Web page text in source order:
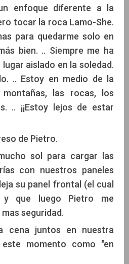
enfoque diferente a la
tocar la roca Lamo-She.
para quedarme solo en
bien. .. Siempre me ha
aislado en la soledad.
.. Estoy en medio de la
las rocas, los
.. ¡¡Estoy lejos de estar
de Pietro.
sol para cargar las
con nuestros paneles
su panel frontal (el cual
y que luego Pietro me
seguridad.
cena juntos en nuestra
momento como "en